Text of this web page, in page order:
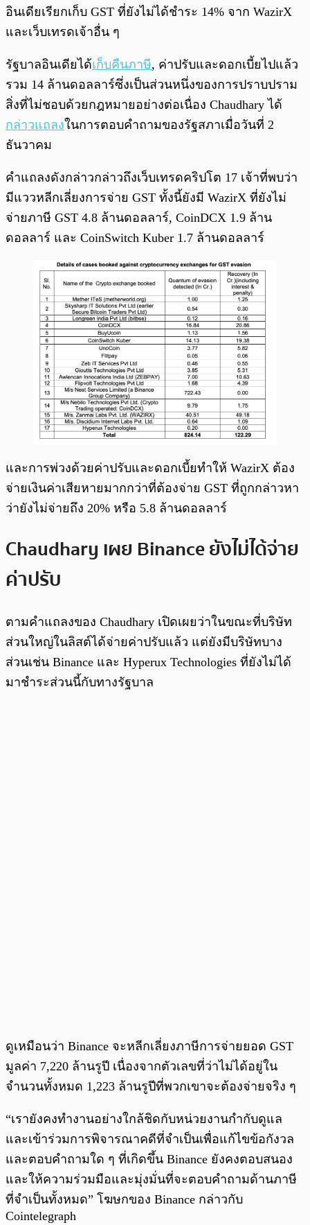
อินเดียเรียกเก็บ GST ที่ยังไม่ได้ชำระ 14% จาก WazirX
และเว็บเทรดเจ้าอื่น ๆ
รัฐบาลอินเดียได้เก็บคืนภาษี, ค่าปรับและดอกเบี้ยไปแล้ว
รวม 14 ล้านดอลลาร์ซึ่งเป็นส่วนหนึ่งของการปราบปราม
สิ่งที่ไม่ชอบด้วยกฎหมายอย่างต่อเนื่อง Chaudhary ได้
กล่าวแถลงในการตอบคำถามของรัฐสภาเมื่อวันที่ 2
ธันวาคม
คำแถลงดังกล่าวกล่าวถึงเว็บเทรดคริปโต 17 เจ้าที่พบว่า
มีแววหลีกเลี่ยงการจ่าย GST ทั้งนี้ยังมี WazirX ที่ยังไม่
จ่ายภาษี GST 4.8 ล้านดอลลาร์, CoinDCX 1.9 ล้าน
ดอลลาร์ และ CoinSwitch Kuber 1.7 ล้านดอลลาร์
และการพ่วงด้วยค่าปรับและดอกเบี้ยทำให้ WazirX ต้อง
จ่ายเงินค่าเสียหายมากกว่าที่ต้องจ่าย GST ที่ถูกกล่าวหา
ว่ายังไม่จ่ายถึง 20% หรือ 5.8 ล้านดอลลาร์
Chaudhary เผย Binance ยังไม่ได้จ่าย
ค่าปรับ
ตามคำแถลงของ Chaudhary เปิดเผยว่าในขณะที่บริษัท
ส่วนใหญ่ในลิสต์ได้จ่ายค่าปรับแล้ว แต่ยังมีบริษัทบาง
ส่วนเช่น Binance และ Hyperux Technologies ที่ยังไม่ได้
มาชำระส่วนนี้กับทางรัฐบาล
ดูเหมือนว่า Binance จะหลีกเลี่ยงภาษีการจ่ายยอด GST
มูลค่า 7,220 ล้านรูปี เนื่องจากตัวเลขที่ว่าไม่ได้อยู่ใน
จำนวนทั้งหมด 1,223 ล้านรูปีที่พวกเขาจะต้องจ่ายจริง ๆ
“เรายังคงทำงานอย่างใกล้ชิดกับหน่วยงานกำกับดูแล
และเข้าร่วมการพิจารณาคดีที่จำเป็นเพื่อแก้ไขข้อกังวล
และตอบคำถามใด ๆ ที่เกิดขึ้น Binance ยังคงตอบสนอง
และให้ความร่วมมือและมุ่งมั่นที่จะตอบคำถามด้านภาษี
ที่จำเป็นทั้งหมด” โฆษกของ Binance กล่าวกับ
Cointelegraph